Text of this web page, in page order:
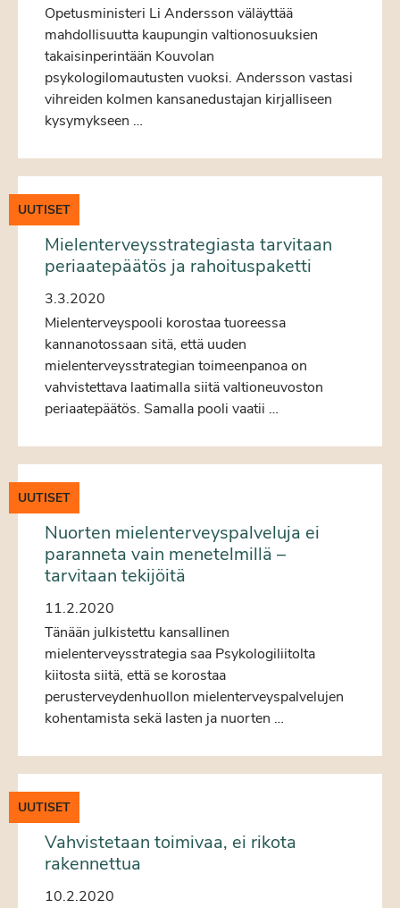
Opetusministeri Li Andersson väläyttää
mahdollisuutta kaupungin valtionosuuksien
takaisinperintään Kouvolan
psykologilomautusten vuoksi. Andersson vastasi
vihreiden kolmen kansanedustajan kirjalliseen
kysymykseen …
UUTISET
Mielenterveysstrategiasta tarvitaan
periaatepäätös ja rahoituspaketti
3.3.2020
Mielenterveyspooli korostaa tuoreessa
kannanotossaan sitä, että uuden
mielenterveysstrategian toimeenpanoa on
vahvistettava laatimalla siitä valtioneuvoston
periaatepäätös. Samalla pooli vaatii …
UUTISET
Nuorten mielenterveyspalveluja ei
paranneta vain menetelmillä –
tarvitaan tekijöitä
11.2.2020
Tänään julkistettu kansallinen
mielenterveysstrategia saa Psykologiliitolta
kiitosta siitä, että se korostaa
perusterveydenhuollon mielenterveyspalvelujen
kohentamista sekä lasten ja nuorten …
UUTISET
Vahvistetaan toimivaa, ei rikota
rakennettua
10.2.2020